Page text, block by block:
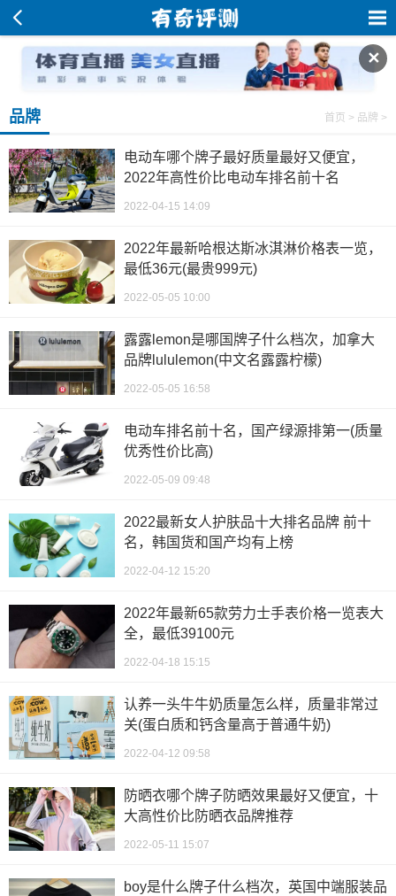
✕
品牌 首页 > 品牌 >
电动车哪个牌子最好质量最好又便宜，
2022年高性价比电动车排名前十名
2022-04-15 14:09
2022年最新哈根达斯冰淇淋价格表一览，
最低36元(最贵999元)
2022-05-05 10:00
露露lemon是哪国牌子什么档次，加拿大
品牌lululemon(中文名露露柠檬)
2022-05-05 16:58
电动车排名前十名，国产绿源排第一(质量
优秀性价比高)
2022-05-09 09:48
2022最新女人护肤品十大排名品牌 前十
名，韩国货和国产均有上榜
2022-04-12 15:20
2022年最新65款劳力士手表价格一览表大
全，最低39100元
2022-04-18 15:15
认养一头牛牛奶质量怎么样，质量非常过
关(蛋白质和钙含量高于普通牛奶)
2022-04-12 09:58
防晒衣哪个牌子防晒效果最好又便宜，十
大高性价比防晒衣品牌推荐
2022-05-11 15:07
boy是什么牌子什么档次，英国中端服装品